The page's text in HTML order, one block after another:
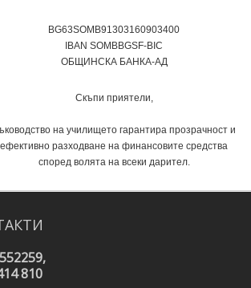
BG63SOMB91303160903400
IВAN SOMBBGSF-BIC
ОБЩИНСКА БАНКА-АД
Скъпи приятели,
на училището гарантира прозрачност и
ефективно разходване на финансовите средства
според волята на всеки дарител.
810